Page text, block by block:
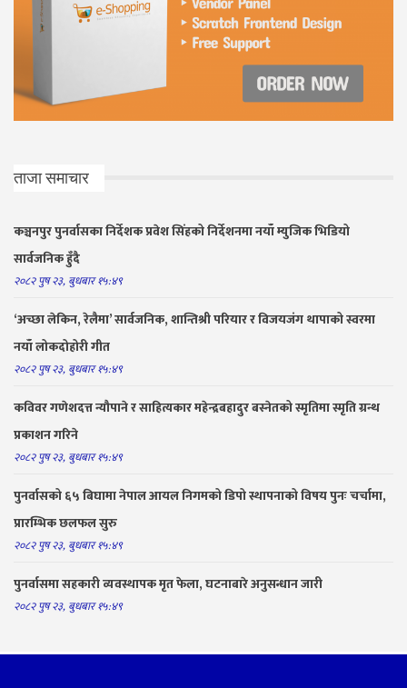
ताजा समाचार
कञ्चनपुर पुनर्वासका निर्देशक प्रवेश सिंहको निर्देशनमा नयाँ म्युजिक भिडियो
सार्वजनिक हुँदै
२०८२ पुष २३, बुधबार १५:४९
‘अच्छा लेकिन, रेलैमा’ सार्वजनिक, शान्तिश्री परियार र विजयजंग थापाको स्वरमा
नयाँ लोकदोहोरी गीत
२०८२ पुष २३, बुधबार १५:४९
कविवर गणेशदत्त न्यौपाने र साहित्यकार महेन्द्रबहादुर बस्नेतको स्मृतिमा स्मृति ग्रन्थ
प्रकाशन गरिने
२०८२ पुष २३, बुधबार १५:४९
पुनर्वासको ६५ बिघामा नेपाल आयल निगमको डिपो स्थापनाको विषय पुनः चर्चामा,
प्रारम्भिक छलफल सुरु
२०८२ पुष २३, बुधबार १५:४९
पुनर्वासमा सहकारी व्यवस्थापक मृत फेला, घटनाबारे अनुसन्धान जारी
२०८२ पुष २३, बुधबार १५:४९